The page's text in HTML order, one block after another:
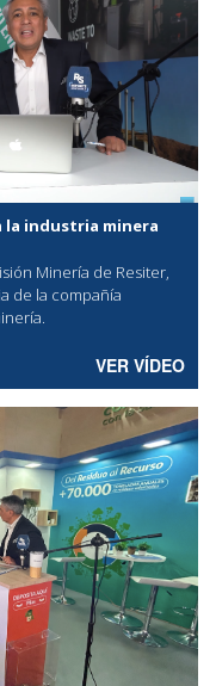
la industria minera
Minería de Resiter,
de la compañía
VER VÍDEO